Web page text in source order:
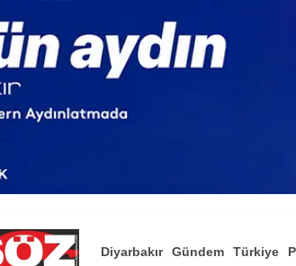
Diyarbakır Gündem Türkiye